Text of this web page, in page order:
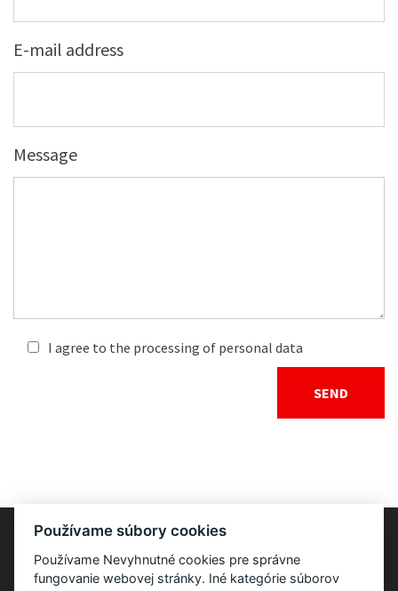
E-mail address
Message
I agree to the processing of personal data
Používame súbory cookies
Používame Nevyhnutné cookies pre správne
fungovanie webovej stránky. Iné kategórie súborov